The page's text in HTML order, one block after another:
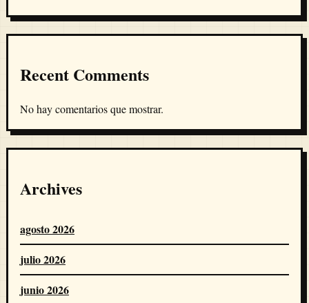
Recent Comments
No hay comentarios que mostrar.
Archives
agosto 2026
julio 2026
junio 2026